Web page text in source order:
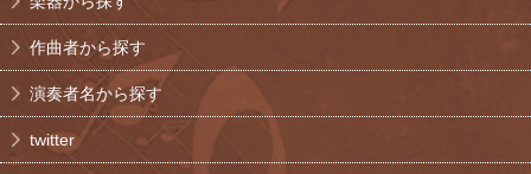
作曲者から探す
演奏者名から探す
twitter